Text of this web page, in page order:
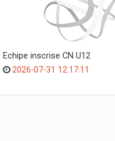
Echipe inscrise CN U12
2026-07-31 12:17:11